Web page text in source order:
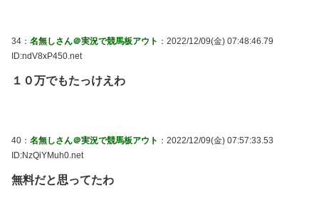
34： 名無しさん＠実況で競馬板アウト ：2022/12/09(金) 07:48:46.79
ID:ndV8xP450.net
１０万でもたっけえわ
40： 名無しさん＠実況で競馬板アウト ：2022/12/09(金) 07:57:33.53
ID:NzQiYMuh0.net
無料だと思ってたわ